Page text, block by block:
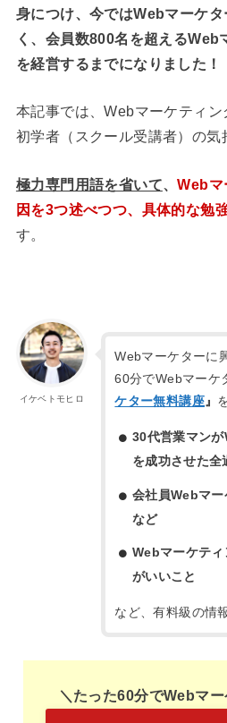
身につけ、今ではWebマーケ
く、会員数800名を超えるWeb
を経営するまでになりました！
本記事では、Webマーケティン
初学者（スクール受講者）の気
極力専門用語を省いて、Webマ
因を3つ述べつつ、具体的な勉
す。
イケベトモヒロ
Webマーケターに
60分でWebマーケ
ケター無料講座』
30代営業マン
を成功させた全
会社員Webマー
など
Webマーケテ
がいいこと
など、有料級の情
＼たった60分でWebマ